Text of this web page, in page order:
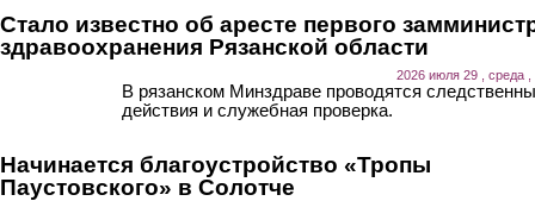
Стало известно об аресте первого
здравоохранения Рязанской области
2026 июля 29 , среда ,
В рязанском Минздраве проводятся
действия и служебная проверка.
Начинается благоустройство «Тропы
Паустовского» в Солотче